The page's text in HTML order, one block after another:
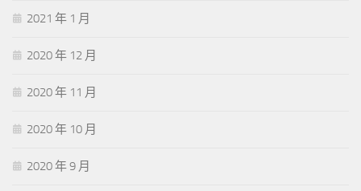
2021 年 1 月
2020 年 12 月
2020 年 11 月
2020 年 10 月
2020 年 9 月